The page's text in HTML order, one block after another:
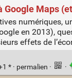
Maps
numériques,
en 2013),
effets de
* · permalien · ·